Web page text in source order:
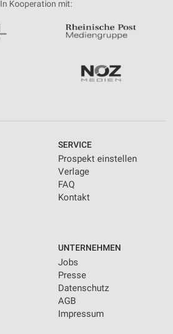
In Kooperation mit:
SERVICE
Prospekt einstellen
Verlage
FAQ
Kontakt
UNTERNEHMEN
Jobs
Presse
Datenschutz
AGB
Impressum